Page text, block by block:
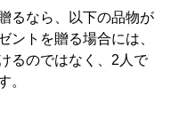
るなら、以下の品物が
ントを贈る場合には、
るのではなく、2人で
。